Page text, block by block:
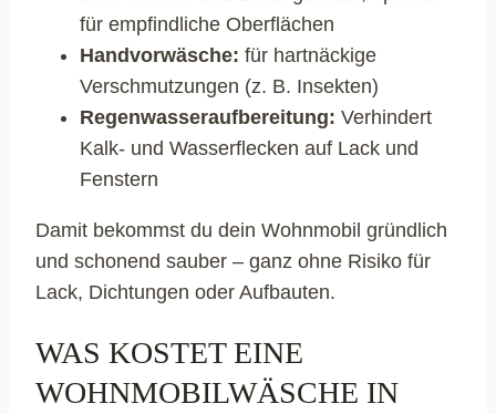
für empfindliche Oberflächen
Handvorwäsche: für hartnäckige
Verschmutzungen (z. B. Insekten)
Regenwasseraufbereitung: Verhindert
Kalk- und Wasserflecken auf Lack und
Fenstern
Damit bekommst du dein Wohnmobil gründlich
und schonend sauber – ganz ohne Risiko für
Lack, Dichtungen oder Aufbauten.
WAS KOSTET EINE
WOHNMOBILWÄSCHE IN